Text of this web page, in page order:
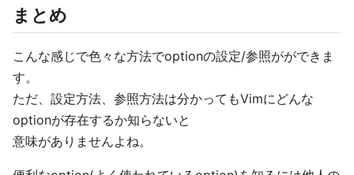
まとめ
こんな感じで色々な方法でoptionの設定/参照がができま
す。
ただ、設定方法、参照方法は分かってもVimにどんな
optionが存在するか知らないと
意味がありませんよね。